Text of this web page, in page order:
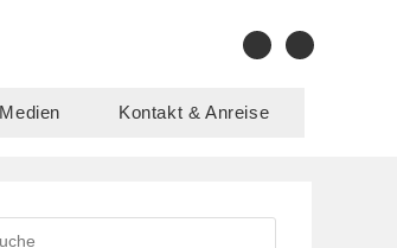
Medien Kontakt & Anreise